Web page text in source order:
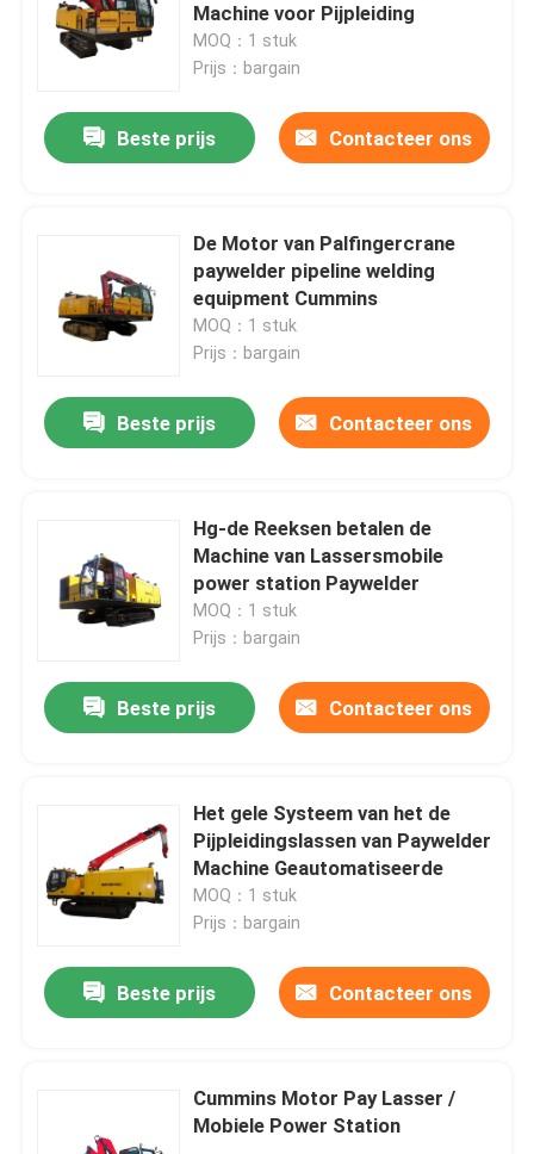
Video's
Ongeveer ons
Kwaliteitscontrole
Contacteer ons
Verzoek om een Citaat
Pijpleidingslaag
Machine voor Pijpleiding
MOQ：1 stuk
Prijs：bargain
Beste prijs Contacteer ons
De Motor van Palfingercrane
paywelder pipeline welding
equipment Cummins
MOQ：1 stuk
Prijs：bargain
Beste prijs Contacteer ons
Hg-de Reeksen betalen de
Machine van Lassersmobile
power station Paywelder
MOQ：1 stuk
Prijs：bargain
Beste prijs Contacteer ons
Het gele Systeem van het de
Pijpleidingslassen van Paywelder
Machine Geautomatiseerde
MOQ：1 stuk
Prijs：bargain
Beste prijs Contacteer ons
Cummins Motor Pay Lasser /
Mobiele Power Station